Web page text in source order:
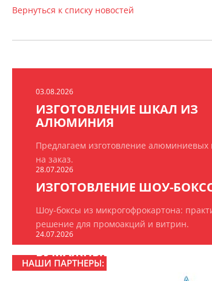
Вернуться к списку новостей
03.08.2026
ИЗГОТОВЛЕНИЕ ШКАЛ ИЗ
АЛЮМИНИЯ
Предлагаем изготовление алюминиевых
на заказ.
28.07.2026
ИЗГОТОВЛЕНИЕ ШОУ-
Шоу-боксы из микрогофрокартона:
решение для промоакций и витрин.
24.07.2026
БУМАЖНЫЕ ПАКЕТЫ НА
ООО «РПК «БрендПринт» изготавливает
НАШИ ПАРТНЕРЫ: